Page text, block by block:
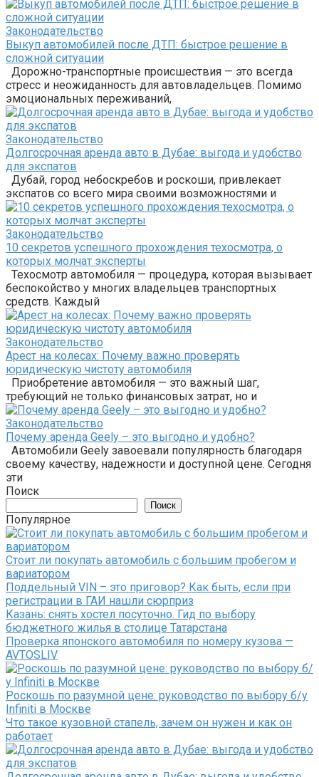
Законодательство
Выкуп автомобилей после ДТП: быстрое решение в
сложной ситуации
Дорожно-транспортные происшествия — это всегда
стресс и неожиданность для автовладельцев. Помимо
эмоциональных переживаний,
Законодательство
Долгосрочная аренда авто в Дубае: выгода и удобство
для экспатов
Дубай, город небоскребов и роскоши, привлекает
экспатов со всего мира своими возможностями и
Законодательство
10 секретов успешного прохождения техосмотра, о
которых молчат эксперты
Техосмотр автомобиля — процедура, которая вызывает
беспокойство у многих владельцев транспортных
средств. Каждый
Законодательство
Арест на колесах: Почему важно проверять
юридическую чистоту автомобиля
Приобретение автомобиля — это важный шаг,
требующий не только финансовых затрат, но и
Законодательство
Почему аренда Geely – это выгодно и удобно?
Автомобили Geely завоевали популярность благодаря
своему качеству, надежности и доступной цене. Сегодня
эти
Поиск
Поиск
Популярное
Стоит ли покупать автомобиль с большим пробегом и
вариатором
Поддельный VIN – это приговор? Как быть, если при
регистрации в ГАИ нашли сюрприз
Казань: снять хостел посуточно. Гид по выбору
бюджетного жилья в столице Татарстана
Проверка японского автомобиля по номеру кузова —
AVTOSLIV
Роскошь по разумной цене: руководство по выбору б/у
Infiniti в Москве
Что такое кузовной стапель, зачем он нужен и как он
работает